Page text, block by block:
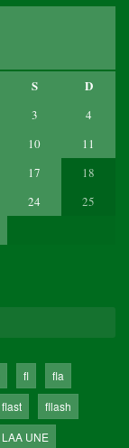
S D
3
4
10
11
17
18
24
25
fl
fla
flast
fllash
LAA UNE